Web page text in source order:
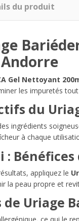
du produit
Gel Nettoyant
les impuretés
du
ingrédients
à chaque
:
appliquez le
la peau propre et
de Uriage